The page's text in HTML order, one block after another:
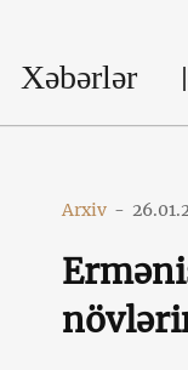
Xəbərlər
Arxiv -